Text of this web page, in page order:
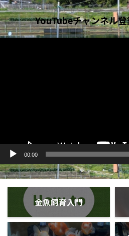
YouTubeチャンネル
00:00
金魚飼育入門